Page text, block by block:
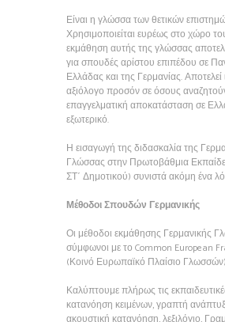
Είναι η γλώσσα των θετικών
Χρησιμοποιείται ευρέως στο χώρο
εκμάθηση αυτής της γλώσσας
για σπουδές αρίστου επιπέδου σε
Ελλάδας και της Γερμανίας. Αποτελεί
αξιόλογο προσόν σε όσους
επαγγελματική αποκατάσταση σε
εξωτερικό.
Η εισαγωγή της διδασκαλία της
Γλώσσας στην Πρωτοβάθμια
ΣΤ΄ Δημοτικού) συνιστά ακόμη ένα
Μέθοδοι Σπουδών Γερμανικής
Οι μέθοδοι εκμάθησης Γερμανικής
σύμφωνοι με το Common European
(Κοινό Ευρωπαϊκό Πλαίσιο
Καλύπτουμε πλήρως τις
κατανόηση κειμένων, γραπτή